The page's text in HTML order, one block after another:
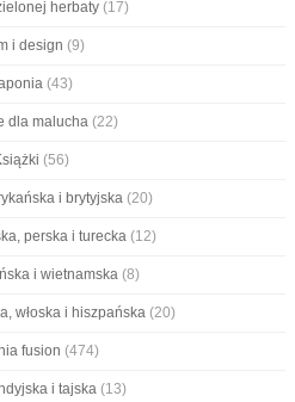
herbaty(17)
i design (9)
(43)
dla malucha(22)
(56)
i brytyjska(20)
perska i turecka(12)
i wietnamska (8)
włoska i hiszpańska(20)
fusion (474)
i tajska(13)